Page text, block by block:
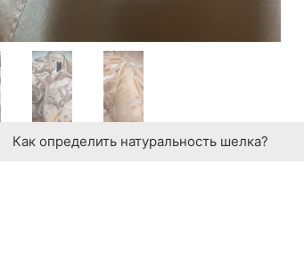
Как определить натуральность шелка?